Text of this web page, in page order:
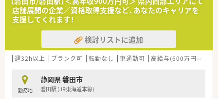
実な薬局運営を長年続けています。
■産休育休の取得率は100％を誇り、男性の育休取得実績もある
など働きやすい環境が整っています。
【職場環境と雰囲気】
■店舗は2階建ての広々とした作りで、清潔感のある調剤室や休
憩室が完備され快適に過ごせます。
好な働きやすい職場環境が自慢です。
■待合室も広くゆったりとしており、患者様だけでなく働くスタ
ッフにとっても快適な空間です。
店舗展開の企業／資格取得支援など、あなたのキャリアを
支援してくれます！
検討リストに追加
週32h以上 ブランク可 転勤なし 車通勤可 高給与(600万円以上)
勤務地
静岡県 磐田市
磐田駅 (JR東海道本線)